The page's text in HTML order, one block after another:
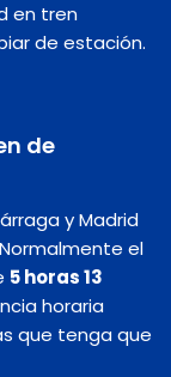
en tren
de estación.
de
y Madrid
el
5 horas 13
horaria
que tenga que